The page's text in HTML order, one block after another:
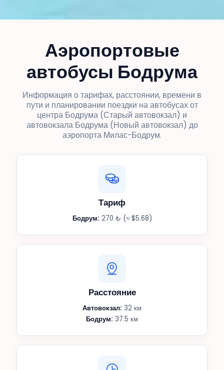
Аэропортовые
автобусы Бодрума
Информация о тарифах, расстоянии, времени в
пути и планировании поездки на автобусах от
центра Бодрума (Старый автовокзал) и
автовокзала Бодрума (Новый автовокзал) до
аэропорта Милас-Бодрум.
Тариф
Бодрум: 270 ₺ (≈ $5.68)
Расстояние
Автовокзал: 32 км
Бодрум: 37.5 км